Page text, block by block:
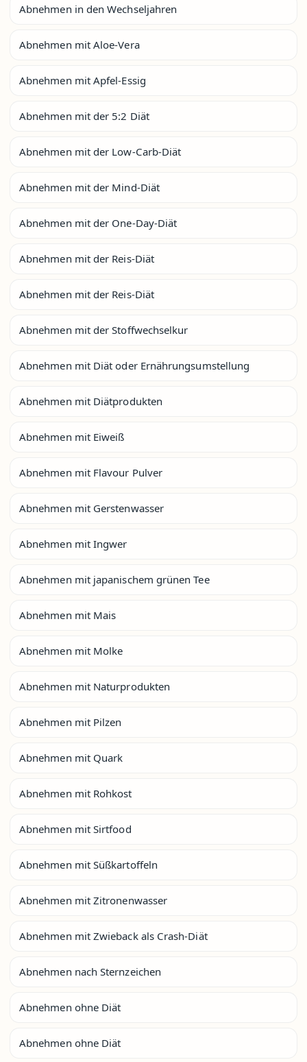
Abnehmen in den Wechseljahren
Abnehmen mit Aloe-Vera
Abnehmen mit Apfel-Essig
Abnehmen mit der 5:2 Diät
Abnehmen mit der Low-Carb-Diät
Abnehmen mit der Mind-Diät
Abnehmen mit der One-Day-Diät
Abnehmen mit der Reis-Diät
Abnehmen mit der Reis-Diät
Abnehmen mit der Stoffwechselkur
Abnehmen mit Diät oder Ernährungsumstellung
Abnehmen mit Diätprodukten
Abnehmen mit Eiweiß
Abnehmen mit Flavour Pulver
Abnehmen mit Gerstenwasser
Abnehmen mit Ingwer
Abnehmen mit japanischem grünen Tee
Abnehmen mit Mais
Abnehmen mit Molke
Abnehmen mit Naturprodukten
Abnehmen mit Pilzen
Abnehmen mit Quark
Abnehmen mit Rohkost
Abnehmen mit Sirtfood
Abnehmen mit Süßkartoffeln
Abnehmen mit Zitronenwasser
Abnehmen mit Zwieback als Crash-Diät
Abnehmen nach Sternzeichen
Abnehmen ohne Diät
Abnehmen ohne Diät